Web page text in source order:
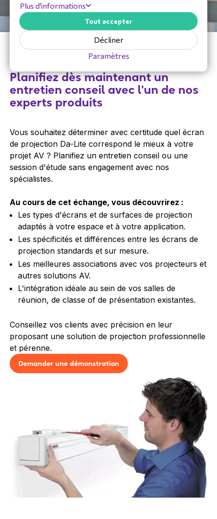
Planifiez dès maintenant un
entretien conseil avec l'un de nos
experts produits
Vous souhaitez déterminer avec certitude quel écran
de projection Da-Lite correspond le mieux à votre
projet AV ? Planifiez un entretien conseil ou une
session d'étude sans engagement avec nos
spécialistes.
Au cours de cet échange, vous découvrirez :
Les types d'écrans et de surfaces de projection
adaptés à votre espace et à votre application.
Les spécificités et différences entre les écrans de
projection standards et sur mesure.
Les meilleures associations avec vos projecteurs et
autres solutions AV.
L'intégration idéale au sein de vos salles de
réunion, de classe of de présentation existantes.
Conseillez vos clients avec précision en leur
proposant une solution de projection professionnelle
et pérenne.
Demander une démonstration
Plus d'informations
Paramètres
Décliner
Tout accepter